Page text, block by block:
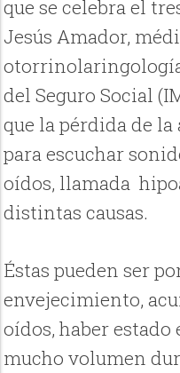
que se celebra el
Jesús Amador,
del Seguro Social
que la pérdida de
para escuchar
oídos, llamada
distintas causas.
Éstas pueden ser
envejecimiento,
oídos, haber estado
mucho volumen